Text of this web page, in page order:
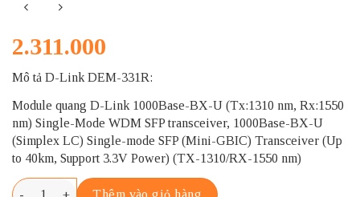
2.311.000
Mô tả D-Link DEM-331R:
Module quang D-Link 1000Base-BX-U (Tx:1310 nm, Rx:1550
nm) Single-Mode WDM SFP transceiver, 1000Base-BX-U
(Simplex LC) Single-mode SFP (Mini-GBIC) Transceiver (Up
to 40km, Support 3.3V Power) (TX-1310/RX-1550 nm)
D-LINK DEM-331R số lượng
Thêm vào giỏ hàng